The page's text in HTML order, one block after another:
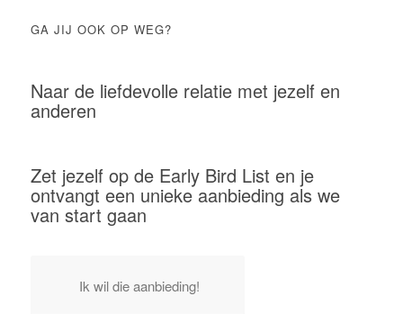
GA JIJ OOK OP WEG?
Naar de liefdevolle relatie met jezelf en
anderen
Zet jezelf op de Early Bird List en je
ontvangt een unieke aanbieding als we
van start gaan
Ik wil die aanbieding!